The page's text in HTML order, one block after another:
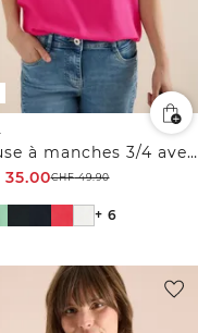
Blouse à manches 3/4 avec col fendu
35.00CHF49.90
+ 6